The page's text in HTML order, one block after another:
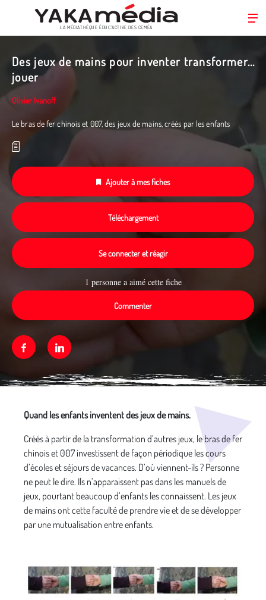
contenu
principal
LA MÉDIATHÈQUE ÉDUC’ACTIVE DES CEMÉA
Des jeux de mains pour inventer transformer...
jouer
Olivier Ivanoff
Le bras de fer chinois et 007, des jeux de mains, créés par les enfants
Ajouter à mes fiches
Téléchargement
Se connecter et réagir
1 personne a aimé cette fiche
Commenter
FacebookLinkedin
Quand les enfants inventent des jeux de mains.
Créés à partir de la transformation d’autres jeux, le bras de fer
chinois et 007 investissent de façon périodique les cours
d’écoles et séjours de vacances. D’où viennent-ils ? Personne
ne peut le dire. Ils n’apparaissent pas dans les manuels de
jeux, pourtant beaucoup d’enfants les connaissent. Les jeux
de mains ont cette faculté de prendre vie et de se développer
par une mutualisation entre enfants.